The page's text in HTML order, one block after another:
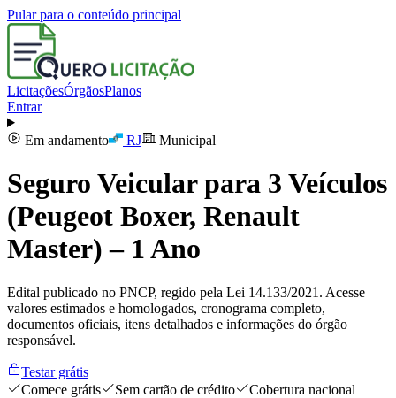
Pular para o conteúdo principal
LicitaçõesÓrgãosPlanos
Entrar
Em andamento RJ Municipal
Seguro Veicular para 3 Veículos
(Peugeot Boxer, Renault
Master) – 1 Ano
Edital publicado no PNCP, regido pela Lei 14.133/2021. Acesse
valores estimados e homologados, cronograma completo,
documentos oficiais, itens detalhados e informações do órgão
responsável.
Testar grátis
Comece grátis
Sem cartão de crédito
Cobertura nacional